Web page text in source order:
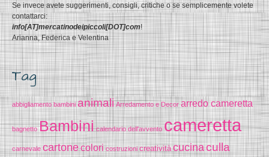
Se invece avete suggerimenti, consigli, critiche o se semplicemente volete
contattarci:
info[AT]mercatinodeipiccoli[DOT]com!
Arianna, Federica e Velentina
Tag
abbigliamento bambini animali Arredamento e Decor arredo cameretta
bagnetto Bambini calendario dell'avvento cameretta
carnevale cartonecolori costruzioni creatività cucinaculla